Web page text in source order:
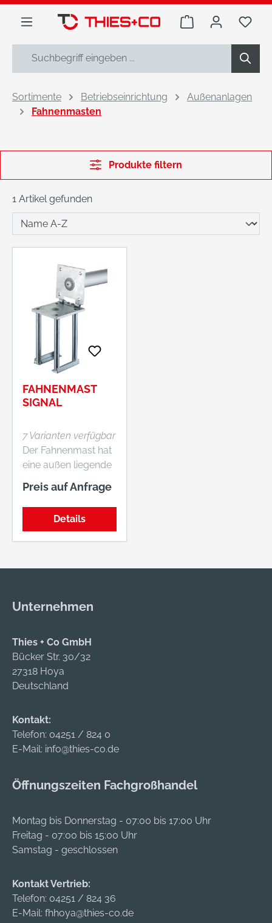
springen
Warenkorb Du
Sortimente Betriebseinrichtung
Außenanlagen
Fahnenmasten
Produkte filtern
1 Artikel gefunden
FAHNENMAST
SIGNAL
7 Varianten verfügbar
Der Fahnenmast hat
eine außen liegende
Hissvorrichtung und
ist Windlastnorm-
Eurocode-geprüft. •
Hissbarkeit durch
robustes unteres
, vertikale
Fahnentuchführung
durch Karabiner am
Hiss-Seil •
hochwertiger
Kunststoff •
Befestigungsarten:
Bodenhülse zum
Bodenhülse als
Zentrierkeil-
Bodenhalterung,
Kippgelenk
Bodenhalterungen
sowie Hisstechniken
auf Anfrage.
Preis auf Anfrage
Details
Unternehmen
Thies + Co GmbH
Bücker Str. 30/32
27318 Hoya
Deutschland
Kontakt:
Telefon: 04251 / 824 0
E-Mail: info@thies-co.de
Öffnungszeiten Fachgroßhandel
Montag bis Donnerstag - 07:00 bis 17:00 Uhr
Freitag - 07:00 bis 15:00 Uhr
Samstag - geschlossen
Kontakt Vertrieb:
Telefon: 04251 / 824 36
E-Mail: fhhoya@thies-co.de